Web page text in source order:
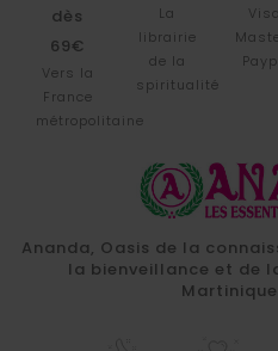
dès
69€
Vers la
France
métropolitaine
La
librairie
de la
spiritualité
Visa,
Ananda, Oasis de la
la bienveillance et de
Martinique